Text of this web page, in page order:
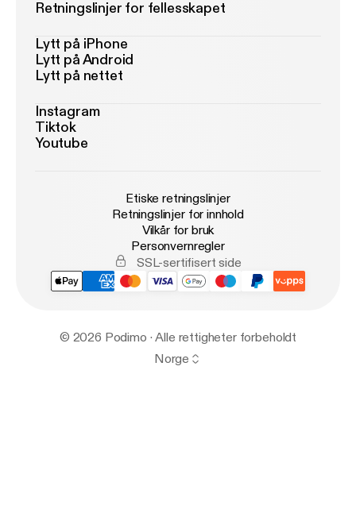
Retningslinjer for fellesskapet
Lytt på iPhone
Lytt på Android
Lytt på nettet
Instagram
Tiktok
Youtube
Etiske retningslinjer
Retningslinjer for innhold
Vilkår for bruk
Personvernregler
SSL-sertifisert side
© 2026 Podimo · Alle rettigheter forbeholdt
Norge